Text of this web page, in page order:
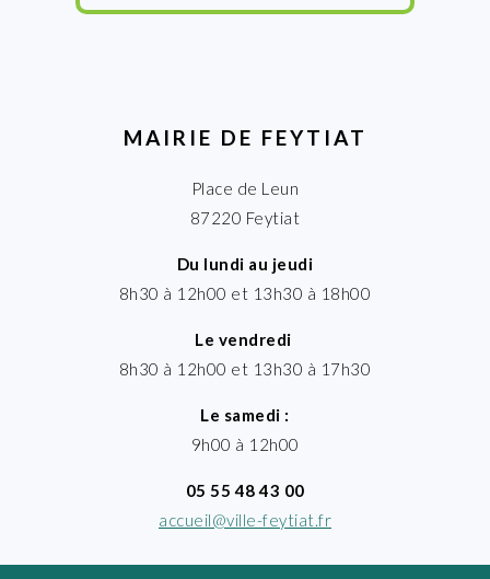
MAIRIE DE FEYTIAT
Place de Leun
87220 Feytiat
Du lundi au jeudi
8h30 à 12h00 et 13h30 à 18h00
Le vendredi
8h30 à 12h00 et 13h30 à 17h30
Le samedi :
9h00 à 12h00
05 55 48 43 00
accueil@ville-feytiat.fr